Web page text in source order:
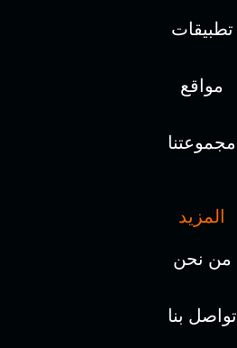
تطبيقات
مواقع
مجموعتنا
المزيد
من نحن
تواصل بنا